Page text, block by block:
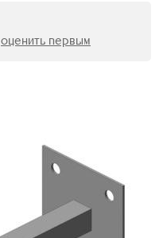
оценить первым